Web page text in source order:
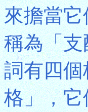
來擔當
稱為「支
詞有四
格」，